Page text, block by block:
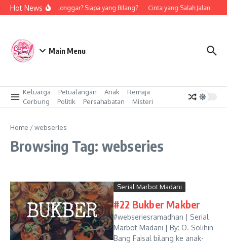
Skip to content
Hot NewsRohis Longgar? Siapa yang Bilang? Cinta yang Salah Jalan
Main Menu
Keluarga Petualangan Anak
Remaja
Cerbung
Politik Persahabatan Misteri
Home /webseries
Browsing Tag: webseries
Serial Marbot Madani
#22 Bukber Makber
#webseriesramadhan | Serial
Marbot Madani | By: O. Solihin
Bang Faisal bilang ke anak-